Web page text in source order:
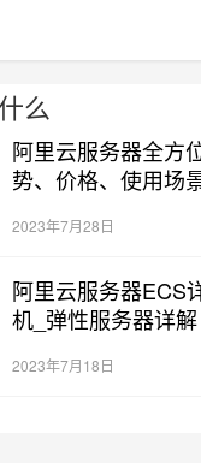
么
阿里云服务器全方
势、价格、使用场
2023年7月28日
阿里云服务器ECS
机_弹性服务器详解
2023年7月18日